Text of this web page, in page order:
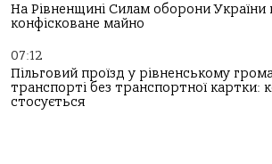
На Рівненщині Силам оборони України
конфісковане майно
07:12
Пільговий проїзд у рівненському
транспорті без транспортної картки:
стосується